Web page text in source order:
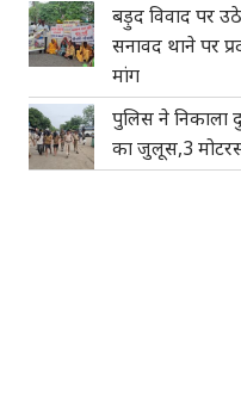
बड़ुद विवाद पर
सनावद थाने पर
मांग
पुलिस ने निकाला
का जुलूस,3